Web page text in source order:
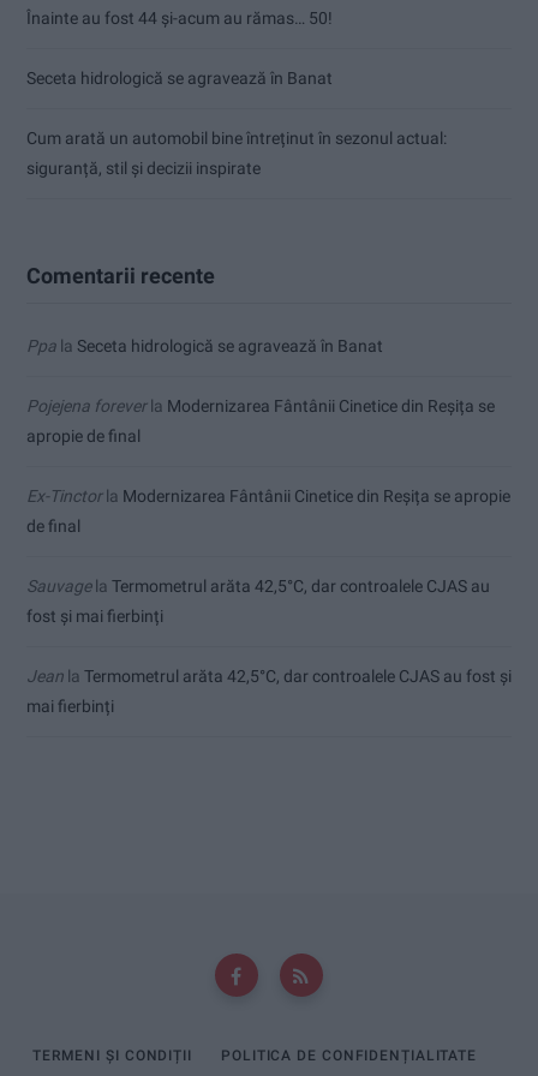
Înainte au fost 44 și-acum au rămas… 50!
Seceta hidrologică se agravează în Banat
Cum arată un automobil bine întreținut în sezonul actual:
siguranță, stil și decizii inspirate
Comentarii recente
Ppa la Seceta hidrologică se agravează în Banat
Pojejena foreverla Modernizarea Fântânii Cinetice din Reșița se
apropie de final
Ex-Tinctorla Modernizarea Fântânii Cinetice din Reșița se apropie
de final
Sauvagela Termometrul arăta 42,5°C, dar controalele CJAS au
fost și mai fierbinți
Jean la Termometrul arăta 42,5°C, dar controalele CJAS au fost și
mai fierbinți
TERMENI ȘI CONDIȚII POLITICA DE CONFIDENȚIALITATE